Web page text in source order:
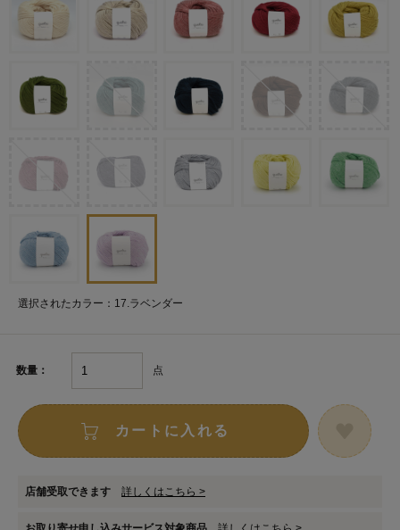
選択されたカラー：17.ラベンダー
数量： 点
カートに入れる
店舗受取できます 詳しくはこちら >